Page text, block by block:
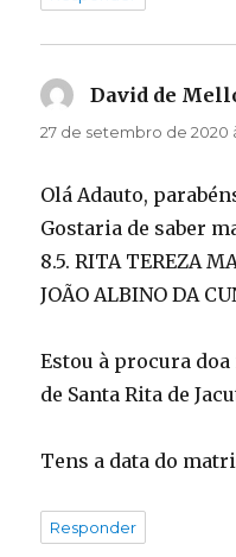
David de
27 de setembro de 2020
Olá Adauto,
Gostaria de saber
8.5. RITA TEREZA
JOÃO ALBINO DA
Estou à procura
de Santa Rita de
Tens a data do
Responder